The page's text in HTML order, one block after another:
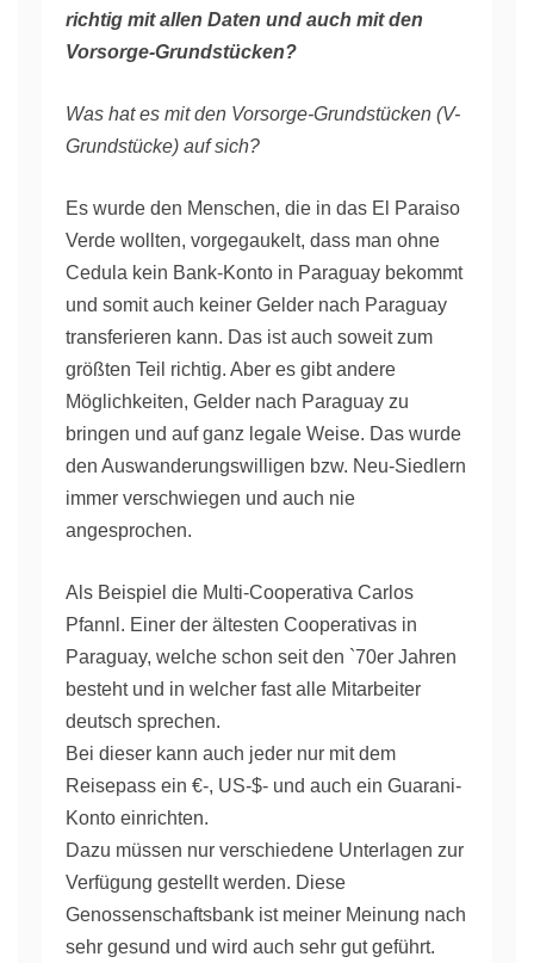
richtig mit allen Daten und auch mit den
Vorsorge-Grundstücken?
Was hat es mit den Vorsorge-Grundstücken (V-
Grundstücke) auf sich?
Es wurde den Menschen, die in das El Paraiso
Verde wollten, vorgegaukelt, dass man ohne
Cedula kein Bank-Konto in Paraguay bekommt
und somit auch keiner Gelder nach Paraguay
transferieren kann. Das ist auch soweit zum
größten Teil richtig. Aber es gibt andere
Möglichkeiten, Gelder nach Paraguay zu
bringen und auf ganz legale Weise. Das wurde
den Auswanderungswilligen bzw. Neu-Siedlern
immer verschwiegen und auch nie
angesprochen.
Als Beispiel die Multi-Cooperativa Carlos
Pfannl. Einer der ältesten Cooperativas in
Paraguay, welche schon seit den `70er Jahren
besteht und in welcher fast alle Mitarbeiter
deutsch sprechen.
Bei dieser kann auch jeder nur mit dem
Reisepass ein €-, US-$- und auch ein Guarani-
Konto einrichten.
Dazu müssen nur verschiedene Unterlagen zur
Verfügung gestellt werden. Diese
Genossenschaftsbank ist meiner Meinung nach
sehr gesund und wird auch sehr gut geführt.